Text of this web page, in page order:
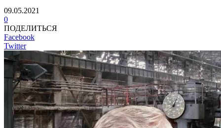
09.05.2021
0
ПОДЕЛИТЬСЯ
Facebook
Twitter